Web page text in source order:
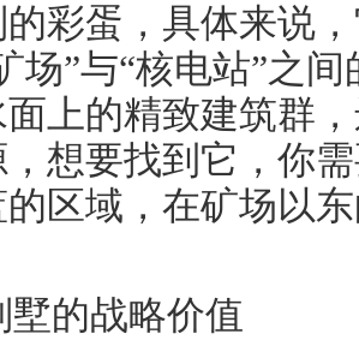
彩蛋，具体来说
场”与“核电站”之
上的精致建筑群
想要找到它，你
区域，在矿场以
墅的战略价值